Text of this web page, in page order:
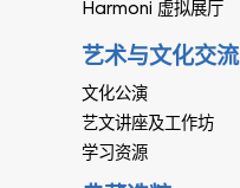
Harmoni 虚拟展厅
艺术与文化交流
文化公演
艺文讲座及工作坊
学习资源